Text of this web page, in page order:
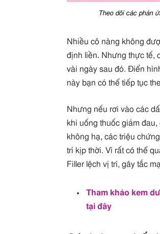
Theo dõi các phản
Nhiều cô nàng không
định liền. Nhưng thực tế,
vài ngày sau đó. Điển
này bạn có thể tiếp tục
Nhưng nếu rơi vào các
khi uống thuốc giảm
không hạ, các triệu
trí kịp thời. Vì rất có thể
Filler lệch vị trí, gây tắc
Tham khảo kem
tại đây